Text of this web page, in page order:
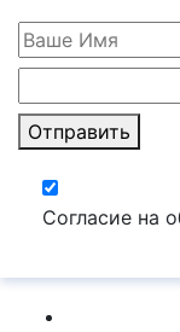
Отправить
Согласие на